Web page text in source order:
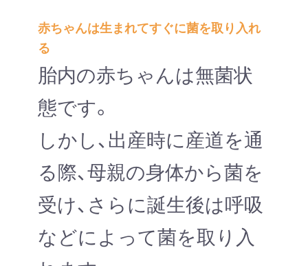
赤ちゃんは生まれてすぐに菌を取り入れ
る
胎内の赤ちゃんは無菌状
態です。
しかし、出産時に産道を通
る際、母親の身体から菌を
受け、さらに誕生後は呼吸
などによって菌を取り入